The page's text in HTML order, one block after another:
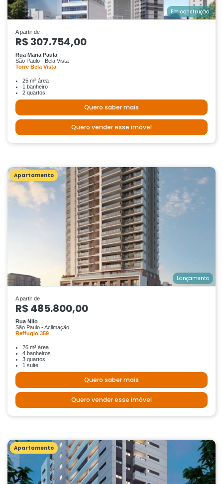
Em construção
A partir de
R$ 307.754,00
Rua Maria Paula
São Paulo - Bela Vista
Torre Bela Vista
25 m² área
1 banheiro
2 quartos
Quero saber mais
Quero vender esse imóvel
Apartamento
Lançamento
A partir de
R$ 485.800,00
Rua Nilo
São Paulo - Aclimação
Reffugio 359
26 m² área
4 banheiros
3 quartos
1 suite
Quero saber mais
Quero vender esse imóvel
Apartamento